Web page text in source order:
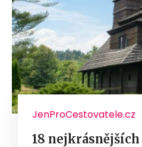
JenProCestovatele.cz
18